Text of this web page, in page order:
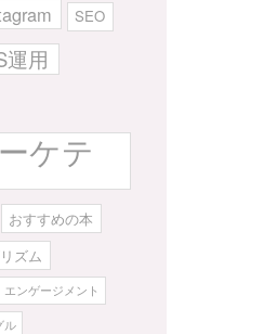
SEO
運用
ケテ
おすすめの本
ズム
エンゲージメント
ル